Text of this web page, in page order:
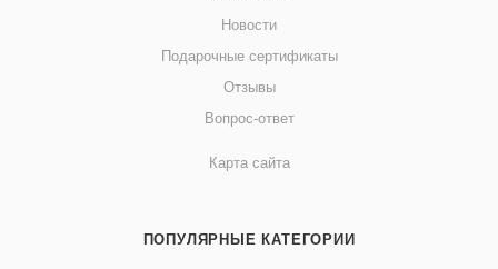
Новости
Подарочные сертификаты
Отзывы
Вопрос-ответ
Карта сайта
ПОПУЛЯРНЫЕ КАТЕГОРИИ